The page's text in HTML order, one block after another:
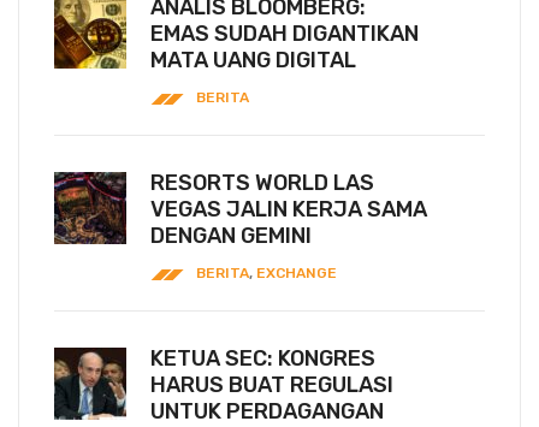
ANALIS BLOOMBERG:
EMAS SUDAH DIGANTIKAN
MATA UANG DIGITAL
BERITA
RESORTS WORLD LAS
VEGAS JALIN KERJA SAMA
DENGAN GEMINI
BERITA, EXCHANGE
KETUA SEC: KONGRES
HARUS BUAT REGULASI
UNTUK PERDAGANGAN